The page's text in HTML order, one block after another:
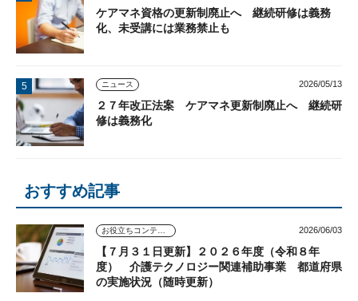
ケアマネ資格の更新制廃止へ 継続研修は義務
化、未受講には業務禁止も
ニュース 2026/05/13
２７年改正法案 ケアマネ更新制廃止へ 継続研
修は義務化
おすすめ記事
お役立ちコンテンツ 2026/06/03
【７月３１日更新】２０２６年度（令和８年
度） 介護テクノロジー関連補助事業 都道府県
の実施状況（随時更新）